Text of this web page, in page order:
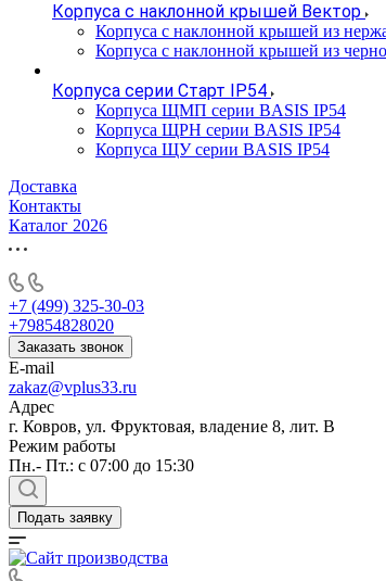
Корпуса с наклонной крышей Вектор
Корпуса с наклонной крышей из
Корпуса с наклонной крышей из
Корпуса серии Старт IP54
Корпуса ЩМП серии BASIS IP54
Корпуса ЩРН серии BASIS IP54
Корпуса ЩУ серии BASIS IP54
Доставка
Контакты
Каталог 2026
+7 (499) 325-30-03
+79854828020
Заказать звонок
E-mail
zakaz@vplus33.ru
Адрес
г. Ковров, ул. Фруктовая, владение 8, лит. В
Режим работы
Пн.- Пт.: с 07:00 до 15:30
Подать заявку